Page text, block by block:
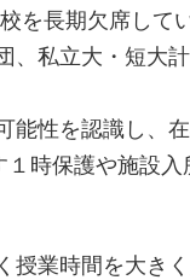
長期欠席して
私立大・短大
性を認識し、
時保護や施設入
業時間を大き